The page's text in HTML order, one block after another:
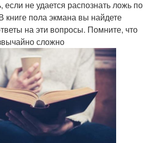
если не удается распознать ложь по
книге пола экмана вы найдете
на эти вопросы. Помните, что
сложно